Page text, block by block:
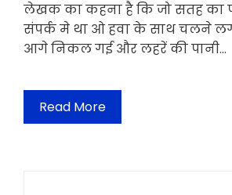
लेखक का कहना है कि जो सतह का
संपर्क मे था ओ हवा के साथ चलने
आगे निकल गई और लहरें की पानी…
Read More